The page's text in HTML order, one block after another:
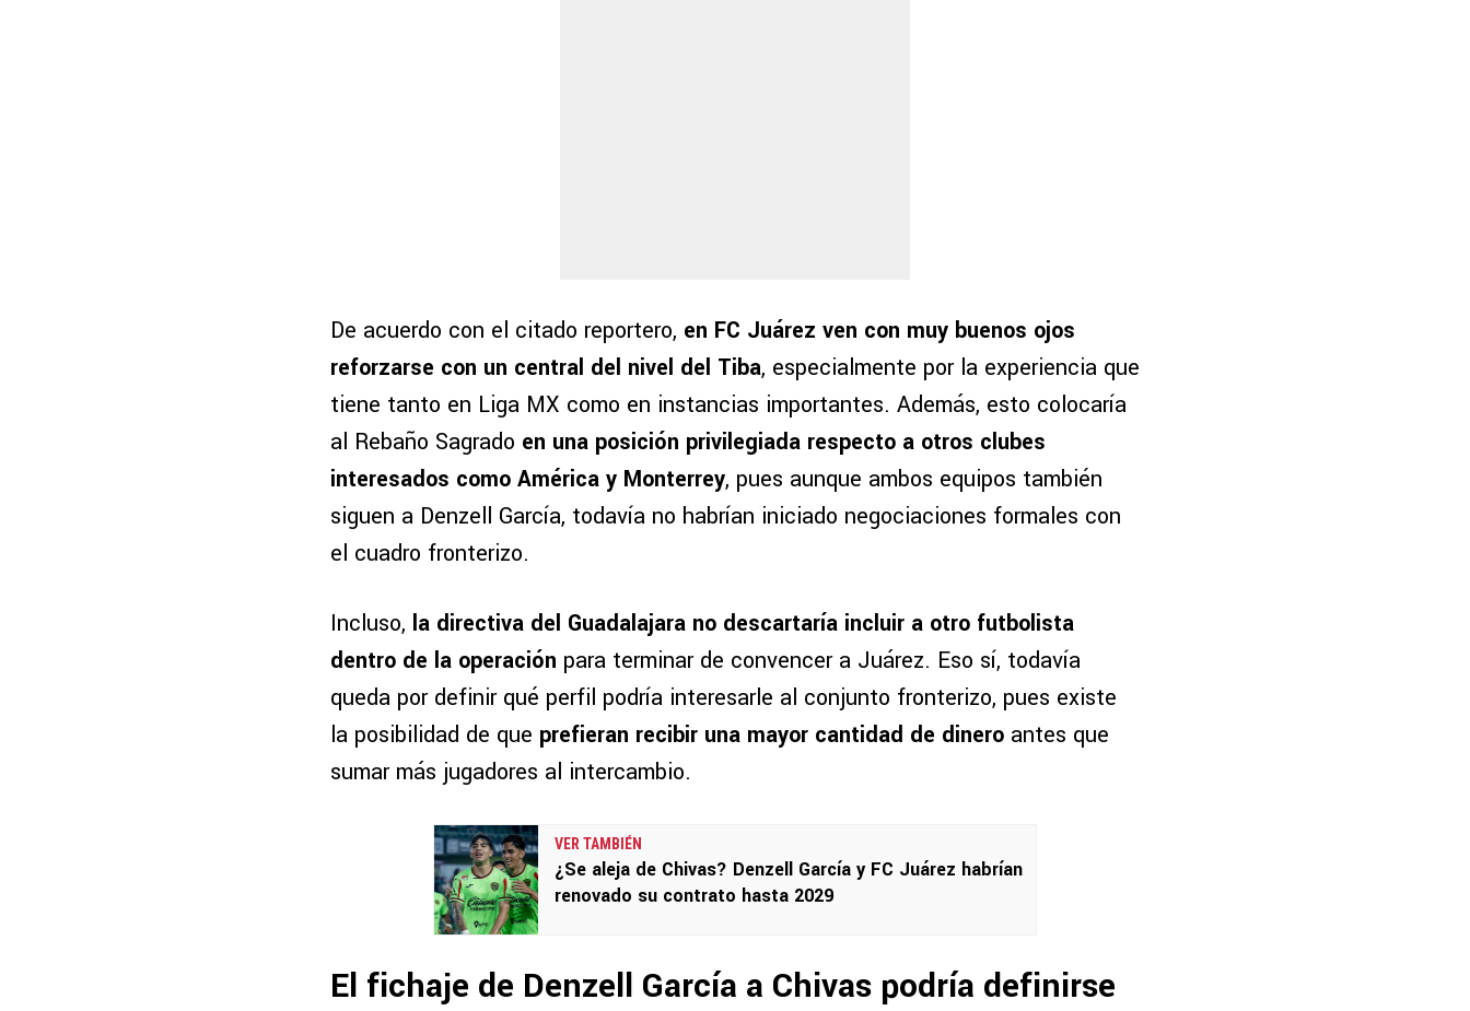
De acuerdo con el citado reportero, en FC Juárez ven con muy buenos ojos
reforzarse con un central del nivel del Tiba, especialmente por la experiencia que
tiene tanto en Liga MX como en instancias importantes. Además, esto colocaría
al Rebaño Sagrado en una posición privilegiada respecto a otros clubes
interesados como América y Monterrey, pues aunque ambos equipos también
siguen a Denzell García, todavía no habrían iniciado negociaciones formales con
el cuadro fronterizo.
Incluso, la directiva del Guadalajara no descartaría incluir a otro futbolista
dentro de la operación para terminar de convencer a Juárez. Eso sí, todavía
queda por definir qué perfil podría interesarle al conjunto fronterizo, pues existe
la posibilidad de que prefieran recibir una mayor cantidad de dinero antes que
sumar más jugadores al intercambio.
VER TAMBIÉN
¿Se aleja de Chivas? Denzell García y FC Juárez habrían
renovado su contrato hasta 2029
El fichaje de Denzell García a Chivas podría definirse